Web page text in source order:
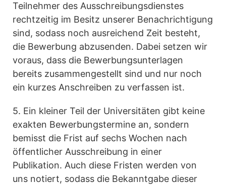
Teilnehmer des Ausschreibungsdienstes
rechtzeitig im Besitz unserer Benachrichtigung
sind, sodass noch ausreichend Zeit besteht,
die Bewerbung abzusenden. Dabei setzen wir
voraus, dass die Bewerbungsunterlagen
bereits zusammengestellt sind und nur noch
ein kurzes Anschreiben zu verfassen ist.
5. Ein kleiner Teil der Universitäten gibt keine
exakten Bewerbungstermine an, sondern
bemisst die Frist auf sechs Wochen nach
öffentlicher Ausschreibung in einer
Publikation. Auch diese Fristen werden von
uns notiert, sodass die Bekanntgabe dieser